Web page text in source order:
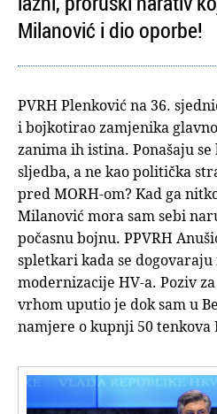
Milanović i dio oporbe!
PVRH Plenković na 36.
i bojkotirao zamjenika
zanima ih istina. Ponašaju
sljedba, a ne kao politička
pred MORH-om? Kad ga
Milanović mora sam sebi
počasnu bojnu. PPVRH
spletkari kada se
modernizacije HV-a. Poziv
vrhom uputio je dok sam u
namjere o kupnji 50 tenkova